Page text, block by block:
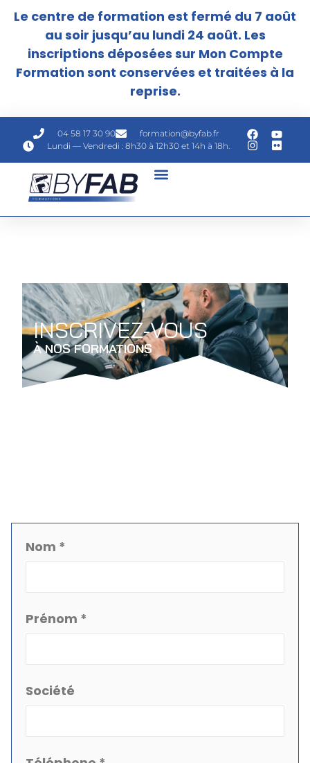
Le centre de formation est fermé du 7 août
au soir jusqu’au lundi 24 août. Les
inscriptions déposées sur Mon Compte
Formation sont conservées et traitées à la
reprise.
04 58 17 30 90
formation@byfab.fr
Lundi — Vendredi : 8h30 à 12h30 et 14h à 18h.
INSCRIVEZ-VOUS
À NOS FORMATIONS
Nom *
Prénom *
Société